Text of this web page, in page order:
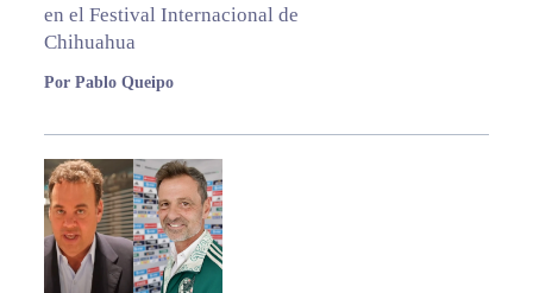
en el Festival Internacional de
Chihuahua
Por Pablo Queipo